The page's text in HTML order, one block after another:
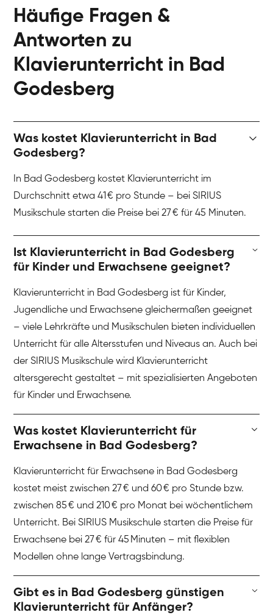
Häufige Fragen &
Antworten zu
Klavierunterricht in Bad
Godesberg
Was kostet Klavierunterricht in Bad
Godesberg?
In Bad Godesberg kostet Klavierunterricht im
Durchschnitt etwa 41 € pro Stunde – bei SIRIUS
Musikschule starten die Preise bei 27 € für 45 Minuten.
Ist Klavierunterricht in Bad Godesberg
für Kinder und Erwachsene geeignet?
Klavierunterricht in Bad Godesberg ist für Kinder,
Jugendliche und Erwachsene gleichermaßen geeignet
– viele Lehrkräfte und Musikschulen bieten individuellen
Unterricht für alle Altersstufen und Niveaus an. Auch bei
der SIRIUS Musikschule wird Klavierunterricht
altersgerecht gestaltet – mit spezialisierten Angeboten
für Kinder und Erwachsene.
Was kostet Klavierunterricht für
Erwachsene in Bad Godesberg?
Klavierunterricht für Erwachsene in Bad Godesberg
kostet meist zwischen 27 € und 60 € pro Stunde bzw.
zwischen 85 € und 210 € pro Monat bei wöchentlichem
Unterricht. Bei SIRIUS Musikschule starten die Preise für
Erwachsene bei 27 € für 45 Minuten – mit flexiblen
Modellen ohne lange Vertragsbindung.
Gibt es in Bad Godesberg günstigen
Klavierunterricht für Anfänger?